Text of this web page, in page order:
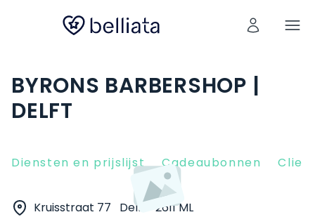
BYRONS BARBERSHOP |
DELFT
Diensten en prijslijst Cadeaubonnen
Kruisstraat 77 Delft
2611 ML